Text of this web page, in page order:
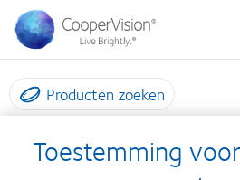
Overslaan
naar
de
inhoud
gaan
Producten zoeken
Contact
Toestemming